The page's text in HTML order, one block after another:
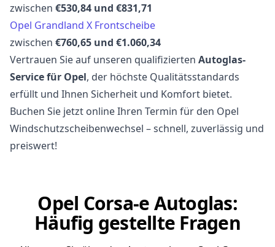
zwischen €530,84 und €831,71
Opel Grandland X Frontscheibe
zwischen €760,65 und €1.060,34
Vertrauen Sie auf unseren qualifizierten Autoglas-
Service für Opel, der höchste Qualitätsstandards
erfüllt und Ihnen Sicherheit und Komfort bietet.
Buchen Sie jetzt online Ihren Termin für den Opel
Windschutzscheibenwechsel – schnell, zuverlässig und
preiswert!
Opel Corsa-e Autoglas:
Häufig gestellte Fragen